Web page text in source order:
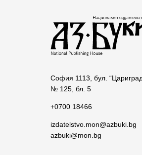
София 1113, бул.
№ 125, бл. 5
+0700 18466
izdatelstvo.mon@azbuki.bg
azbuki@mon.bg